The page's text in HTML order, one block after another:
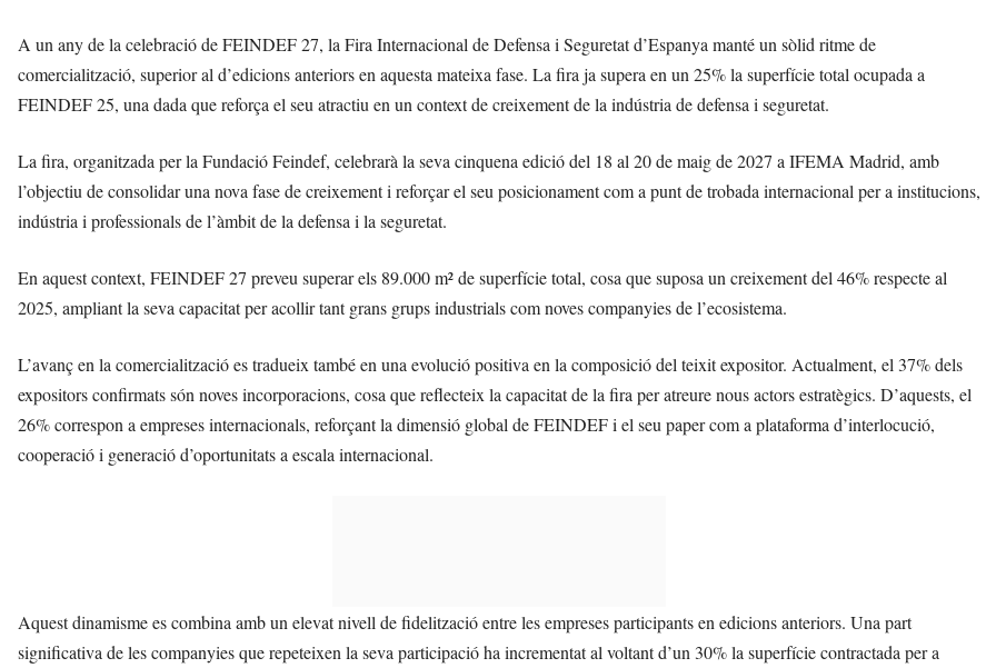
A un any de la celebració de FEINDEF 27, la Fira Internacional de Defensa i Seguretat d’Espanya manté un sòlid ritme de
comercialització, superior al d’edicions anteriors en aquesta mateixa fase. La fira ja supera en un 25% la superfície total ocupada a
FEINDEF 25, una dada que reforça el seu atractiu en un context de creixement de la indústria de defensa i seguretat.
La fira, organitzada per la Fundació Feindef, celebrarà la seva cinquena edició del 18 al 20 de maig de 2027 a IFEMA Madrid, amb
l’objectiu de consolidar una nova fase de creixement i reforçar el seu posicionament com a punt de trobada internacional per a institucions,
indústria i professionals de l’àmbit de la defensa i la seguretat.
En aquest context, FEINDEF 27 preveu superar els 89.000 m² de superfície total, cosa que suposa un creixement del 46% respecte al
2025, ampliant la seva capacitat per acollir tant grans grups industrials com noves companyies de l’ecosistema.
L’avanç en la comercialització es tradueix també en una evolució positiva en la composició del teixit expositor. Actualment, el 37% dels
expositors confirmats són noves incorporacions, cosa que reflecteix la capacitat de la fira per atreure nous actors estratègics. D’aquests, el
26% correspon a empreses internacionals, reforçant la dimensió global de FEINDEF i el seu paper com a plataforma d’interlocució,
cooperació i generació d’oportunitats a escala internacional.
Aquest dinamisme es combina amb un elevat nivell de fidelització entre les empreses participants en edicions anteriors. Una part
significativa de les companyies que repeteixen la seva participació ha incrementat al voltant d’un 30% la superfície contractada per a